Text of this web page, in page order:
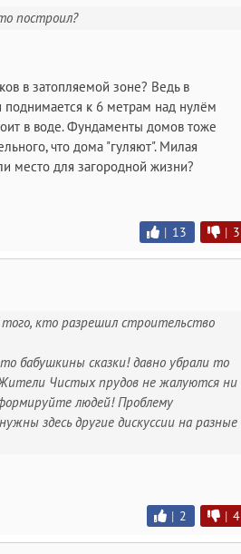
построил?
в затопляемой зоне? Ведь в
к 6 метрам над нулём
в воде. Фундаменты домов тоже
что дома "гуляют". Милая
место для загородной жизни?
| 13 | 3
кто разрешил строительство
бабушкины сказки! давно убрали то
Чистых прудов не жалуются ни
людей! Проблему
здесь другие дискуссии на разные
| 2 | 4